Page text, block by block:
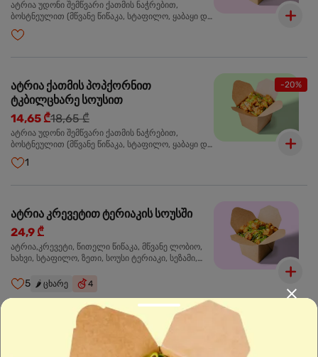
ატრია უდონი შემწვარი ქათმის ნაჭრებით,
ბოსტნეულით (მწვანე წიწაკა, სტაფილო, ყაბაყი და
ნიორი) ტერიაკის სოუსით, მწვანე ლობიო. სეზამის
მარცვლები,ხახვი,მწვანე ხახვი
-20%
ატრია ქათმის პოპქორნით
ტკბილცხარე სოუსით
14,65 ₾18,65 ₾
ატრია უდონი შემწვარი ქათმის ნაჭრებით,
ბოსტნეულით (მწვანე წიწაკა, სტაფილო, ყაბაყი და
ნიორი) ტკბილ-ცხარე სოუსით, მწვანე ლობიო.
სეზამის მარცვლები,ხახვი,მწვანე ხახვი
1
ატრია კრევეტით ტერიაკის სოუსში
24,9 ₾
ატრია,კრევეტი, წითელი წიწაკა, მწვანე ლობიო,
ხახვი, სტაფილო, ზეთი, სოუსი ტერიაკი, სეზამი,
5 🌶️ ცხარე 4
ბრინჯი კრევეტით